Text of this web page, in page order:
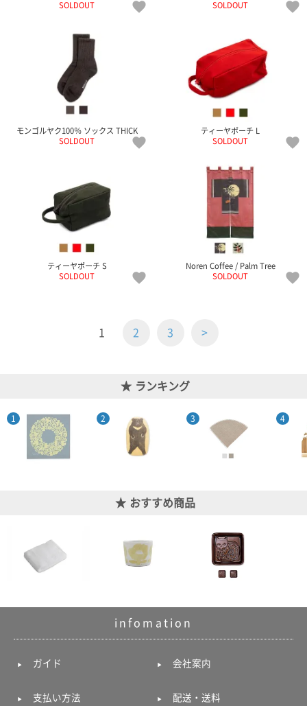
SOLDOUT
SOLDOUT
モンゴルヤク100％ ソックス THICK
SOLDOUT
ティーヤポーチ L
SOLDOUT
ティーヤポーチ S
SOLDOUT
Noren Coffee / Palm Tree
SOLDOUT
1 2 3 >
ランキング
おすすめ商品
infomation
ガイド 会社案内
支払い方法 配送・送料